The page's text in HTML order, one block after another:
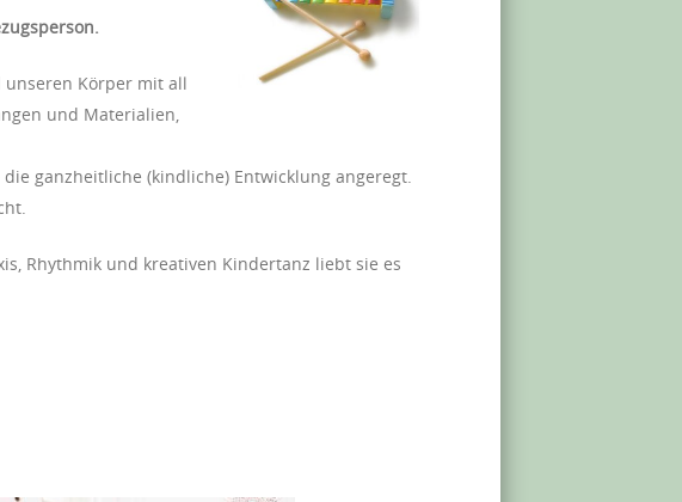
unseren Körper mit all
und Materialien,
ganzheitliche (kindliche) Entwicklung angeregt.
Rhythmik und kreativen Kindertanz liebt sie es